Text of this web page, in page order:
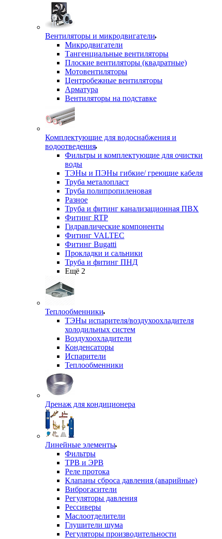
Вентиляторы и микродвигатели
Микродвигатели
Тангенциальные вентиляторы
Плоские вентиляторы (квадратные)
Мотовентиляторы
Центробежные вентиляторы
Арматура
Вентиляторы на подставке
Комплектующие для водоснабжения и
водоотведения
Фильтры и комплектующие для очистки
воды
ТЭНы и ПЭНы гибкие/ греющие кабеля
Труба металопласт
Труба полипропиленовая
Разное
Труба и фитинг канализационная ПВХ
Фитинг RTP
Гидравлические компоненты
Фитинг VALTEC
Фитинг Bugatti
Прокладки и сальники
Труба и фитинг ПНД
Ещё 2
Теплообменники
ТЭНы испарителя/воздухоохладителя
холодильных систем
Воздухоохладители
Конденсаторы
Испарители
Теплообменники
Дренаж для кондиционера
Линейные элементы
Фильтры
ТРВ и ЭРВ
Реле протока
Клапаны сброса давления (аварийные)
Виброгасители
Регуляторы давления
Рессиверы
Маслоотделители
Глушители шума
Регуляторы производительности